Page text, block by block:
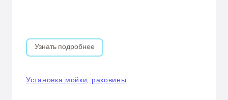
Узнать подробнее
Установка мойки, раковины